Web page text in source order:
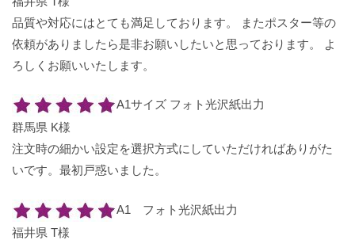
品質や対応にはとても満足しております。 またポスター等の
依頼がありましたら是非お願いしたいと思っております。 よ
ろしくお願いいたします。
A1サイズ フォト光沢紙出力
群馬県 K様
注文時の細かい設定を選択方式にしていただければありがた
いです。最初戸惑いました。
A1 フォト光沢紙出力
福井県 T様